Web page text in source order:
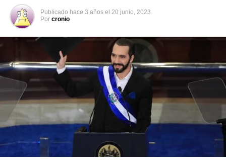
Publicado hace 3 años el 20 junio, 2023
Por cronio